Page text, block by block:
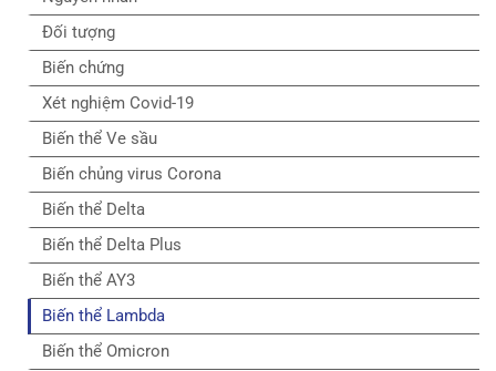
Đối tượng
Biến chứng
Xét nghiệm Covid-19
Biến thể Ve sầu
Biến chủng virus Corona
Biến thể Delta
Biến thể Delta Plus
Biến thể AY3
Biến thể Lambda
Biến thể Omicron